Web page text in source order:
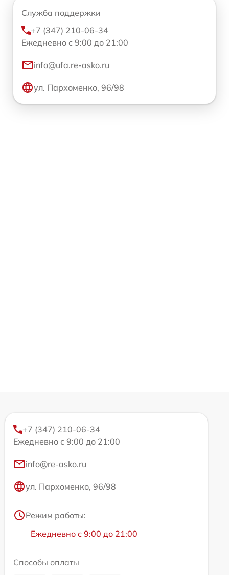
Служба поддержки
+7 (347) 210-06-34
Ежедневно с 9:00 до 21:00
info@ufa.re-asko.ru
ул. Пархоменко, 96/98
+7 (347) 210-06-34
Ежедневно с 9:00 до 21:00
info@re-asko.ru
ул. Пархоменко, 96/98
Режим работы:
Ежедневно с 9:00 до 21:00
Способы оплаты